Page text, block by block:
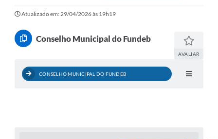
Atualizado em: 29/04/2026 às 19h19
Conselho Municipal do Fundeb
AVALIAR
CONSELHO MUNICIPAL DO FUNDEB